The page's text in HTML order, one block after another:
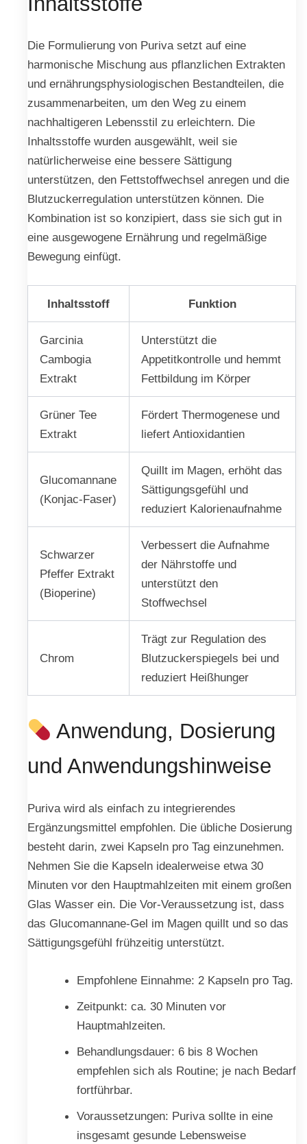
Die Formulierung von Puriva setzt auf eine
harmonische Mischung aus pflanzlichen Extrakten
und ernährungsphysiologischen Bestandteilen, die
zusammenarbeiten, um den Weg zu einem
nachhaltigeren Lebensstil zu erleichtern. Die
Inhaltsstoffe wurden ausgewählt, weil sie
natürlicherweise eine bessere Sättigung
unterstützen, den Fettstoffwechsel anregen und die
Blutzuckerregulation unterstützen können. Die
Kombination ist so konzipiert, dass sie sich gut in
eine ausgewogene Ernährung und regelmäßige
Bewegung einfügt.
Inhaltsstoff Funktion
Garcinia
Cambogia
Extrakt
Unterstützt die
Appetitkontrolle und hemmt
Fettbildung im Körper
Grüner Tee
Extrakt
Fördert Thermogenese und
liefert Antioxidantien
Glucomannane
(Konjac-Faser)
Quillt im Magen, erhöht das
Sättigungsgefühl und
reduziert Kalorienaufnahme
Schwarzer
Pfeffer Extrakt
(Bioperine)
Verbessert die Aufnahme
der Nährstoffe und
unterstützt den
Stoffwechsel
Chrom
Trägt zur Regulation des
Blutzuckerspiegels bei und
reduziert Heißhunger
Anwendung, Dosierung
und Anwendungshinweise
Puriva wird als einfach zu integrierendes
Ergänzungsmittel empfohlen. Die übliche Dosierung
besteht darin, zwei Kapseln pro Tag einzunehmen.
Nehmen Sie die Kapseln idealerweise etwa 30
Minuten vor den Hauptmahlzeiten mit einem großen
Glas Wasser ein. Die Vor-Veraussetzung ist, dass
das Glucomannane-Gel im Magen quillt und so das
Sättigungsgefühl frühzeitig unterstützt.
Empfohlene Einnahme: 2 Kapseln pro Tag.
Zeitpunkt: ca. 30 Minuten vor
Hauptmahlzeiten.
Behandlungsdauer: 6 bis 8 Wochen
empfehlen sich als Routine; je nach Bedarf
fortführbar.
Voraussetzungen: Puriva sollte in eine
insgesamt gesunde Lebensweise